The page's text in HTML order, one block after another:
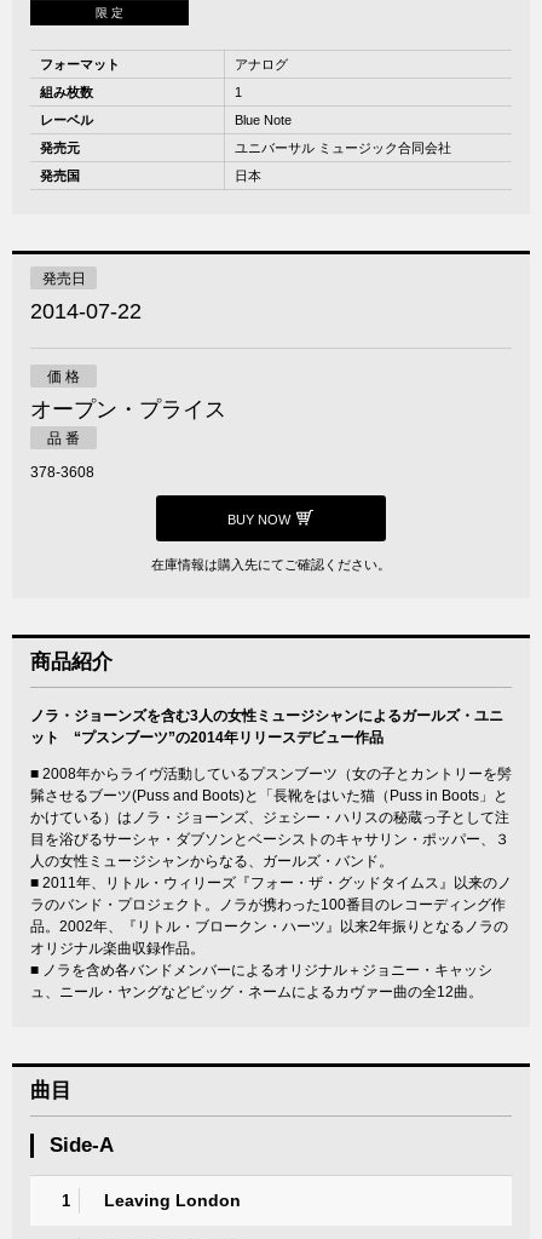
限 定
フォーマット
アナログ
組み枚数
1
レーベル
Blue Note
発売元
ユニバーサル ミュージック合同会社
発売国
日本
発売日
2014-07-22
価 格
オープン・プライス
品 番
378-3608
BUY NOW
在庫情報は購入先にてご確認ください。
商品紹介
ノラ・ジョーンズを含む3人の女性ミュージシャンによるガールズ・ユニ
ット “プスンブーツ”の2014年リリースデビュー作品
■ 2008年からライヴ活動しているプスンブーツ（女の子とカントリーを髣
髴させるブーツ(Puss and Boots)と「長靴をはいた猫（Puss in Boots」と
かけている）はノラ・ジョーンズ、ジェシー・ハリスの秘蔵っ子として注
目を浴びるサーシャ・ダブソンとベーシストのキャサリン・ポッパー、３
人の女性ミュージシャンからなる、ガールズ・バンド。
■ 2011年、リトル・ウィリーズ『フォー・ザ・グッドタイムス』以来のノ
ラのバンド・プロジェクト。ノラが携わった100番目のレコーディング作
品。2002年、『リトル・ブロークン・ハーツ』以来2年振りとなるノラの
オリジナル楽曲収録作品。
■ ノラを含め各バンドメンバーによるオリジナル＋ジョニー・キャッシ
ュ、ニール・ヤングなどビッグ・ネームによるカヴァー曲の全12曲。
曲目
Side-A
1 Leaving London